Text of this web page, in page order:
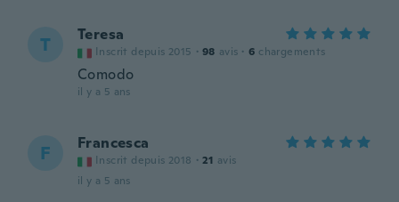
T Teresa
Inscrit depuis 2015 · 98 avis · 6 chargements
Comodo
il y a 5 ans
F Francesca
Inscrit depuis 2018 · 21 avis
il y a 5 ans